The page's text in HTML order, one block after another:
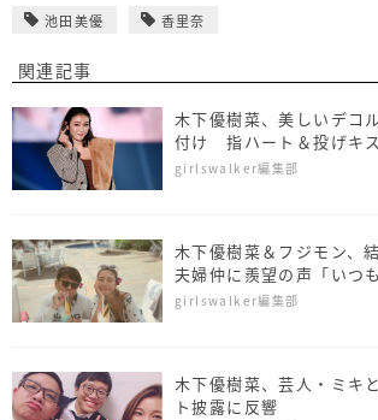
池田美優 香里奈
関連記事
木下優樹菜、美しいデコ
付け 指ハート＆投げキ
girlswalker編集部
木下優樹菜＆フジモン、
夫婦仲に羨望の声「いつ
girlswalker編集部
木下優樹菜、芸人・ミキ
ト披露に反響